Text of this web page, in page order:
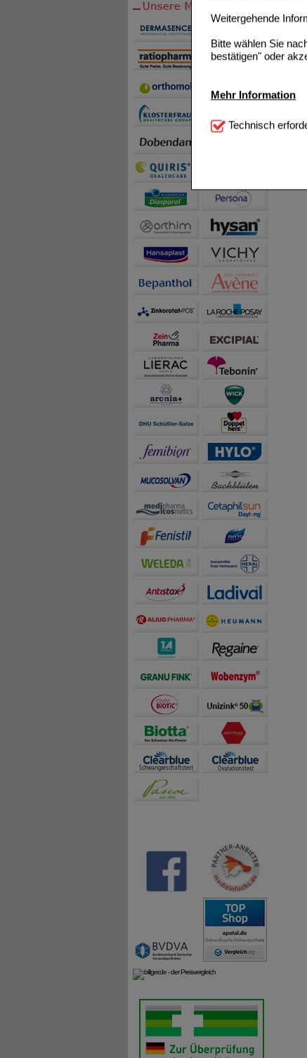
Weitergehende
Bitte wählen Sie
bestätigen" oder
Mehr Information
Technisch
notwendig sind
Diese
beispielsweise für
Inhalte anzuzeigen
Statistik & Tracking:
sammeln, mit deren
auch die Werbung
teilweise an Dritte
Technisch